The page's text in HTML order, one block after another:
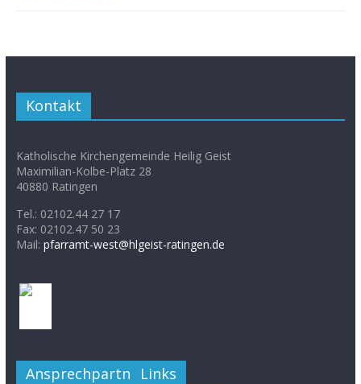
Kontakt
Katholische Kirchengemeinde Heilig Geist
Maximilian-Kolbe-Platz 28
40880 Ratingen
Tel.: 02102.44 27 17
Fax: 02102.47 50 23
Mail: pfarramt-west@hlgeist-ratingen.de
AnsprechpartnerLinks